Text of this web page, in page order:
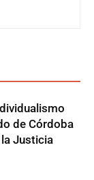
de Córdoba
Justicia